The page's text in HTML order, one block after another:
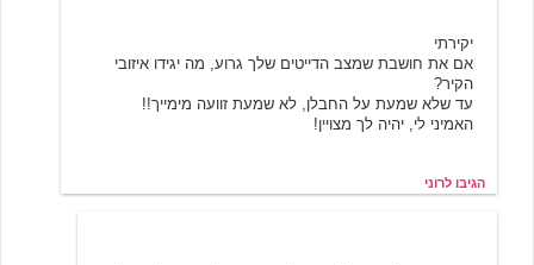
יקירתי
אם את חושבת שמצב הדייטים שלך גרוע, מה יגידו איזובי
הקיר?
עד שלא שמעת על החבלן, לא שמעת זוועה מימייך!!
האמיני לי, יהיה לך מצויין!
הגיבו לרוני